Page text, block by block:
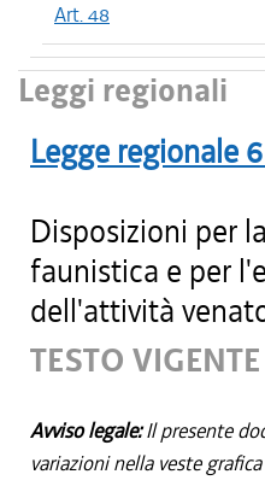
Art. 48
Leggi regionali
Legge regionale
Disposizioni per
faunistica e per
dell'attività
TESTO
Avviso legale:Il presente
variazioni nella veste